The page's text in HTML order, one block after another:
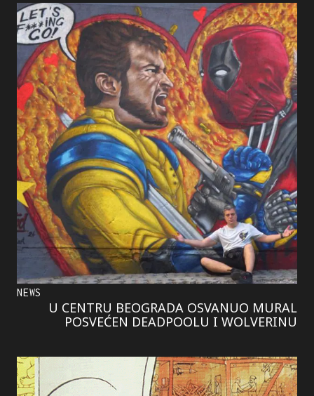
NEWS
U CENTRU BEOGRADA OSVANUO MURAL
POSVEĆEN DEADPOOLU I WOLVERINU